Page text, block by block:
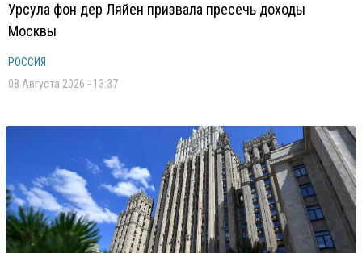
Урсула фон дер Ляйен призвала пресечь доходы
Москвы
РОССИЯ
08 Августа 2026 - 13:37